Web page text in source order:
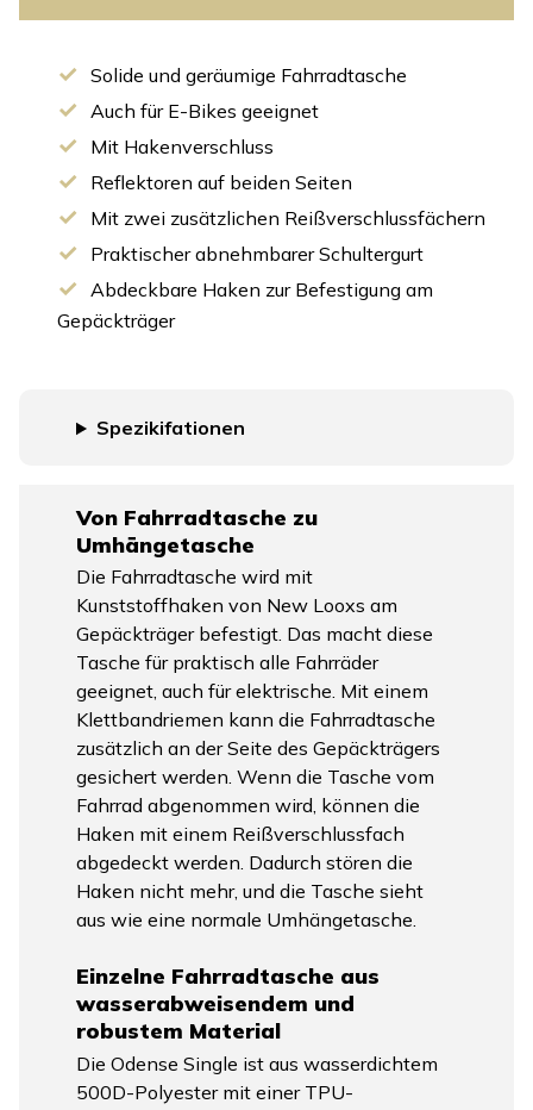
Solide und geräumige Fahrradtasche
Auch für E-Bikes geeignet
Mit Hakenverschluss
Reflektoren auf beiden Seiten
Mit zwei zusätzlichen Reißverschlussfächern
Praktischer abnehmbarer Schultergurt
Abdeckbare Haken zur Befestigung am
Gepäckträger
Spezikifationen
Von Fahrradtasche zu
Umhängetasche
Die Fahrradtasche wird mit
Kunststoffhaken von New Looxs am
Gepäckträger befestigt. Das macht diese
Tasche für praktisch alle Fahrräder
geeignet, auch für elektrische. Mit einem
Klettbandriemen kann die Fahrradtasche
zusätzlich an der Seite des Gepäckträgers
gesichert werden. Wenn die Tasche vom
Fahrrad abgenommen wird, können die
Haken mit einem Reißverschlussfach
abgedeckt werden. Dadurch stören die
Haken nicht mehr, und die Tasche sieht
aus wie eine normale Umhängetasche.
Einzelne Fahrradtasche aus
wasserabweisendem und
robustem Material
Die Odense Single ist aus wasserdichtem
500D-Polyester mit einer TPU-